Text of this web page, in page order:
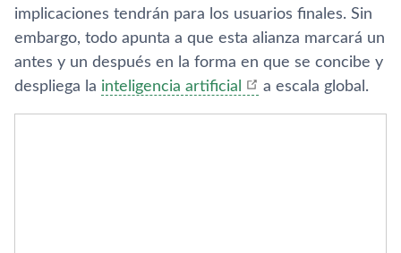
implicaciones tendrán para los usuarios finales. Sin
embargo, todo apunta a que esta alianza marcará un
antes y un después en la forma en que se concibe y
despliega la inteligencia artificial a escala global.